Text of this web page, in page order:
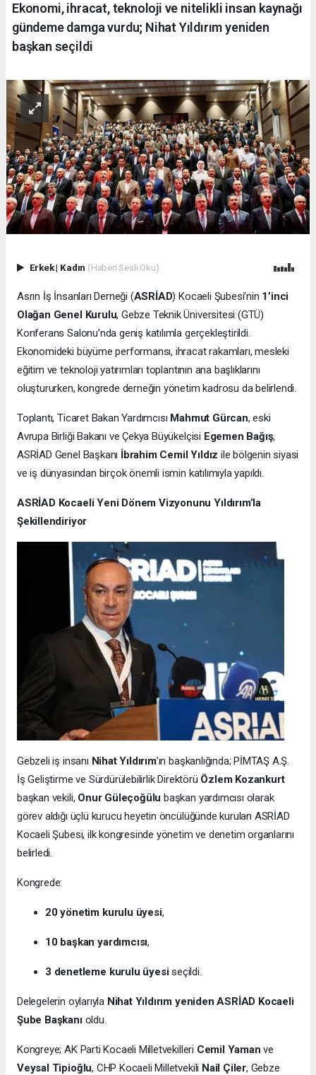
Ekonomi, ihracat, teknoloji ve nitelikli insan kaynağı
gündeme damga vurdu; Nihat Yıldırım yeniden
başkan seçildi
Erkek| Kadın (Haberi Sesli Oku)
Asrın İş İnsanları Derneği (ASRİAD) Kocaeli Şubesi’nin 1’inci
Olağan Genel Kurulu, Gebze Teknik Üniversitesi (GTÜ)
Konferans Salonu’nda geniş katılımla gerçekleştirildi.
Ekonomideki büyüme performansı, ihracat rakamları, mesleki
eğitim ve teknoloji yatırımları toplantının ana başlıklarını
oluştururken, kongrede derneğin yönetim kadrosu da belirlendi.
Toplantı, Ticaret Bakan Yardımcısı Mahmut Gürcan, eski
Avrupa Birliği Bakanı ve Çekya Büyükelçisi Egemen Bağış,
ASRİAD Genel Başkanı İbrahim Cemil Yıldız ile bölgenin siyasi
ve iş dünyasından birçok önemli ismin katılımıyla yapıldı.
ASRİAD Kocaeli Yeni Dönem Vizyonunu Yıldırım’la
Şekillendiriyor
Gebzeli iş insanı Nihat Yıldırım’ın başkanlığında; PİMTAŞ A.Ş.
İş Geliştirme ve Sürdürülebilirlik Direktörü Özlem Kozankurt
başkan vekili, Onur Güleçoğülu başkan yardımcısı olarak
görev aldığı üçlü kurucu heyetin öncülüğünde kurulan ASRİAD
Kocaeli Şubesi, ilk kongresinde yönetim ve denetim organlarını
belirledi.
Kongrede:
20 yönetim kurulu üyesi,
10 başkan yardımcısı,
3 denetleme kurulu üyesiseçildi.
Delegelerin oylarıyla Nihat Yıldırım yeniden ASRİAD Kocaeli
Şube Başkanıoldu.
Kongreye; AK Parti Kocaeli Milletvekilleri Cemil Yaman ve
Veysal Tipioğlu, CHP Kocaeli Milletvekili Nail Çiler, Gebze